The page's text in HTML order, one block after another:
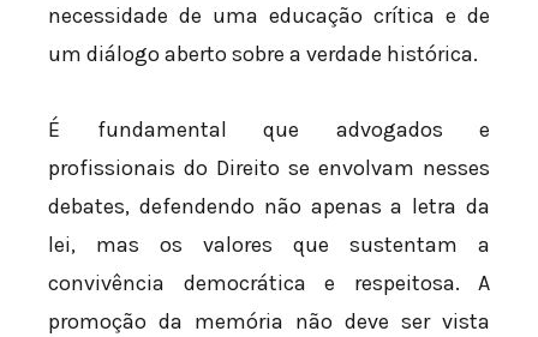
necessidade de uma educação crítica e de
um diálogo aberto sobre a verdade histórica.
É fundamental que advogados e
profissionais do Direito se envolvam nesses
debates, defendendo não apenas a letra da
lei, mas os valores que sustentam a
convivência democrática e respeitosa. A
promoção da memória não deve ser vista